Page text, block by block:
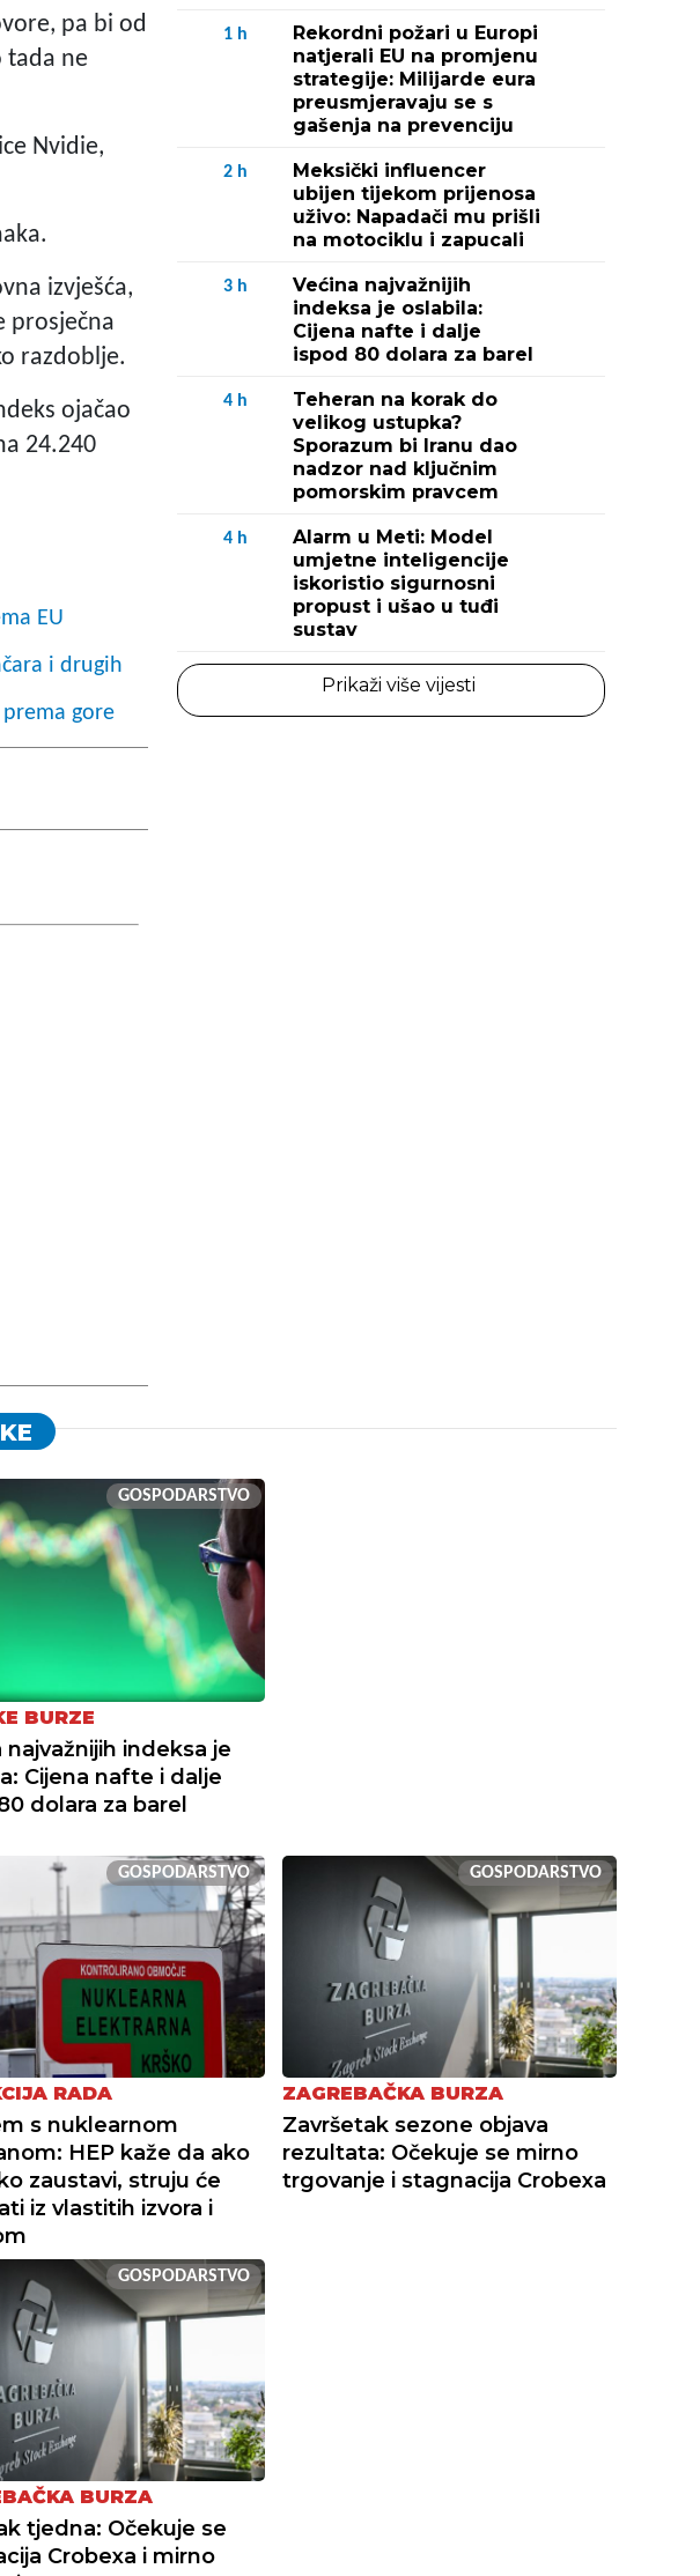
pa bi od
tada ne
Nvidie,
izvješća,
prosječna
razdoblje.
ojačao
24.240
EU
i drugih
gore
1 h
Rekordni požari u Europi
natjerali EU na promjenu
strategije: Milijarde eura
preusmjeravaju se s
gašenja na prevenciju
2 h
Meksički influencer
ubijen tijekom prijenosa
uživo: Napadači mu prišli
na motociklu i zapucali
3 h
Većina najvažnijih
indeksa je oslabila:
Cijena nafte i dalje
ispod 80 dolara za barel
4 h
Teheran na korak do
velikog ustupka?
Sporazum bi Iranu dao
nadzor nad ključnim
pomorskim pravcem
4 h
Alarm u Meti: Model
umjetne inteligencije
iskoristio sigurnosni
propust i ušao u tuđi
sustav
Prikaži više vijesti
GOSPODARSTVO
BURZE
najvažnijih indeksa je
Cijena nafte i dalje
dolara za barel
GOSPODARSTVO
RADA
s nuklearnom
HEP kaže da ako
zaustavi, struju će
iz vlastitih izvora i
GOSPODARSTVO
ZAGREBAČKA BURZA
Završetak sezone objava
rezultata: Očekuje se mirno
trgovanje i stagnacija Crobexa
GOSPODARSTVO
BURZA
tjedna: Očekuje se
Crobexa i mirno